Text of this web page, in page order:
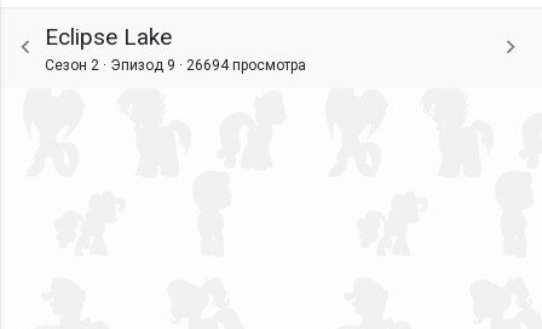
Eclipse Lake
Сезон 2 · Эпизод 9 · 26694 просмотра